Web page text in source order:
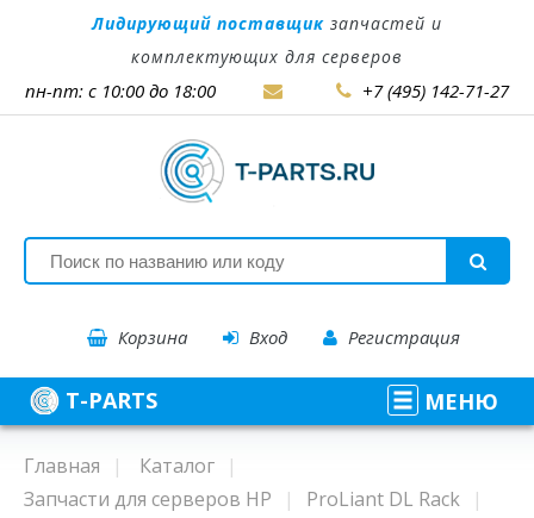
Лидирующий поставщик запчастей и
комплектующих для серверов
пн-пт: с 10:00 до 18:00 +7 (495) 142-71-27
Корзина Вход Регистрация
T-PARTS МЕНЮ
Главная
Каталог
Запчасти для серверов HP
ProLiant DL Rack